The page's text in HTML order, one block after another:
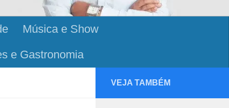
Música e Show
e Gastronomia
VEJA TAMBÉM